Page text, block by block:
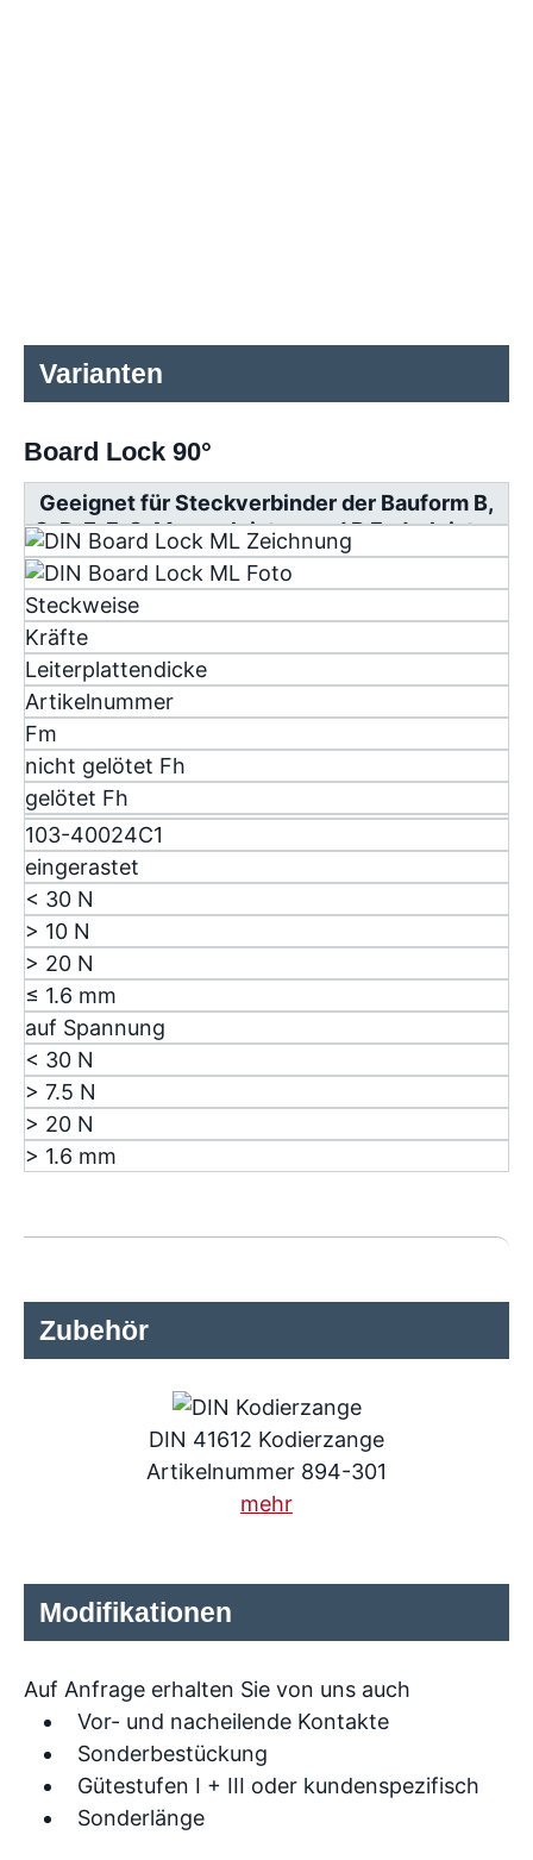
Varianten
Board Lock 90°
Geeignet für Steckverbinder der Bauform B,
C, D, E, F, G, Messerleisten und R Federleisten
Steckweise
Kräfte
Leiterplattendicke
Artikelnummer
Fm
nicht gelötet Fh
gelötet Fh
103-40024C1
eingerastet
< 30 N
> 10 N
> 20 N
≤ 1.6 mm
auf Spannung
< 30 N
> 7.5 N
> 20 N
> 1.6 mm
Zubehör
DIN 41612 Kodierzange
Artikelnummer 894-301
mehr
Modifikationen
Auf Anfrage erhalten Sie von uns auch
Vor- und nacheilende Kontakte
Sonderbestückung
Gütestufen I + III oder kundenspezifisch
Sonderlänge